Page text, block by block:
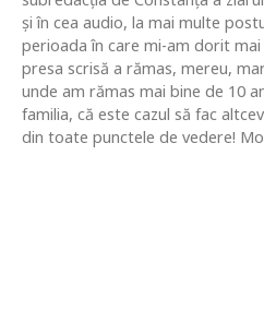
şi în cea audio, la mai multe
perioada în care mi-am dorit mai
presa scrisă a rămas, mereu,
unde am rămas mai bine de 10
familia, că este cazul să fac
din toate punctele de vedere!